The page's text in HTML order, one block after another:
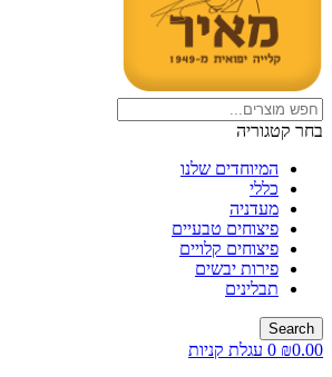
בחר קטגוריה
המיוחדים שלנו
כללי
מעדניה
פיצוחים טבעיים
פיצוחים קלויים
פירות יבשים
תבלינים
Search
₪0.00
0 עגלת קניות